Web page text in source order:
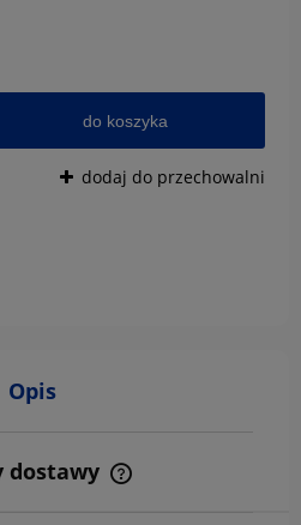
do koszyka
dodaj do przechowalni
Opis
dostawy
kosztów płatności